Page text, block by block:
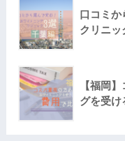
口コミか
クリニッ
【福岡
グを受け